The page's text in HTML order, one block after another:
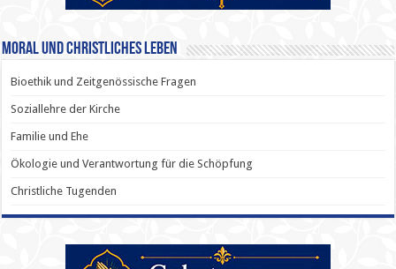
Moral und Christliches Leben
Bioethik und Zeitgenössische Fragen
Soziallehre der Kirche
Familie und Ehe
Ökologie und Verantwortung für die Schöpfung
Christliche Tugenden